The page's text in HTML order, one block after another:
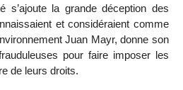
s’ajoute la grande déception des
et considéraient comme
Juan Mayr, donne son
pour faire imposer les
de leurs droits.